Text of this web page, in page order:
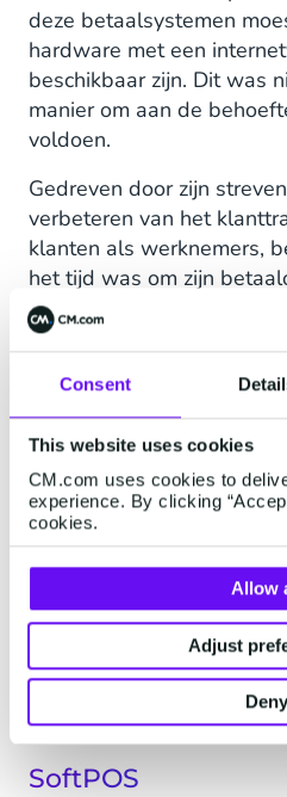
Consent
This website uses cookies
CM.com uses cookies to
experience. By clicking
cookies.
Allow
Adjust
Deny
deze betaalsystemen
hardware met een
beschikbaar zijn. Dit was
manier om aan de
voldoen.
Gedreven door zijn
verbeteren van het
klanten als werknemers,
het tijd was om zijn
upgraden. Als een van de
Nederland koos
Carglass® x
Carglass® vertrouwt al
field service oplossing
de integratie van
Connect software,
medewerkers nu een
op hun mobiele telefoon.
oplossing kunnen klanten
betalen, waardoor de
verbeterd en de
gestroomlijnd.
SoftPOS